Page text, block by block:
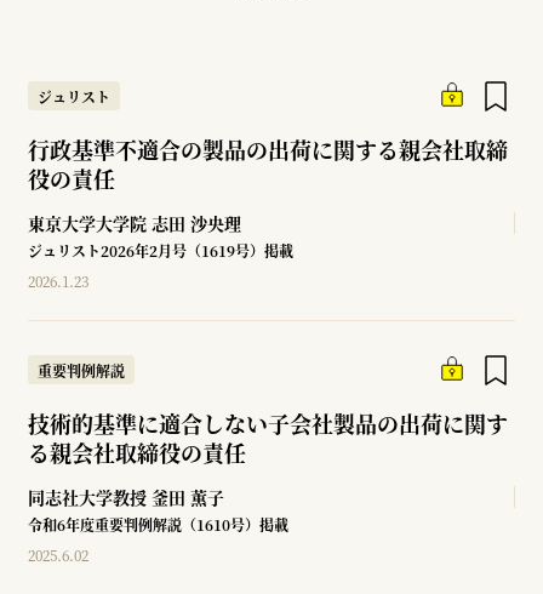
ジュリスト
行政基準不適合の製品の出荷に関する親会社取締
役の責任
東京大学大学院 志田 沙央理
ジュリスト2026年2月号（1619号）掲載
2026.1.23
重要判例解説
技術的基準に適合しない子会社製品の出荷に関す
る親会社取締役の責任
同志社大学教授 釜田 薫子
令和6年度重要判例解説（1610号）掲載
2025.6.02